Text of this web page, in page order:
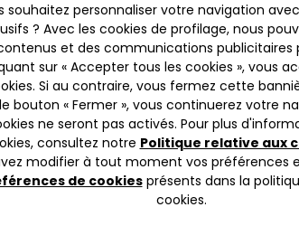
souhaitez personnaliser votre navigation
? Avec les cookies de profilage, nous
et des communications publicitaires
sur « Accepter tous les cookies », vous
Si au contraire, vous fermez cette
bouton « Fermer », vous continuerez votre
ne seront pas activés. Pour plus
consultez notre Politique relative aux
modifier à tout moment vos préférences
de cookiesprésents dans la
cookies.